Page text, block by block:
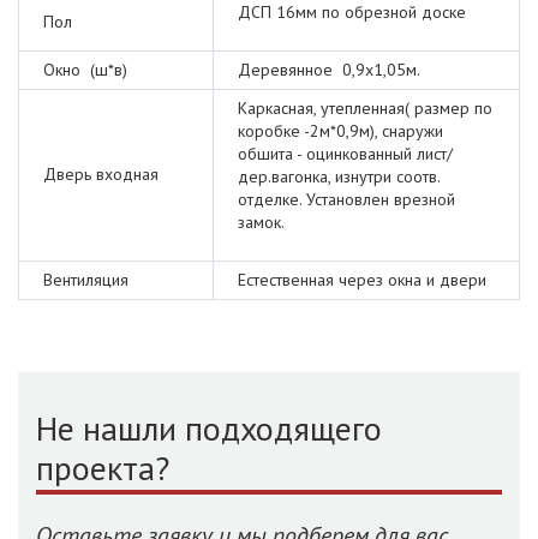
Пол
ДСП 16мм по обрезной доске
Окно (ш*в) Деревянное 0,9х1,05м.
Дверь входная
Каркасная, утепленная( размер по
коробке -2м*0,9м), снаружи
обшита - оцинкованный лист/
дер.вагонка, изнутри соотв.
отделке. Установлен врезной
замок.
Вентиляция Естественная через окна и двери
Не нашли подходящего
проекта?